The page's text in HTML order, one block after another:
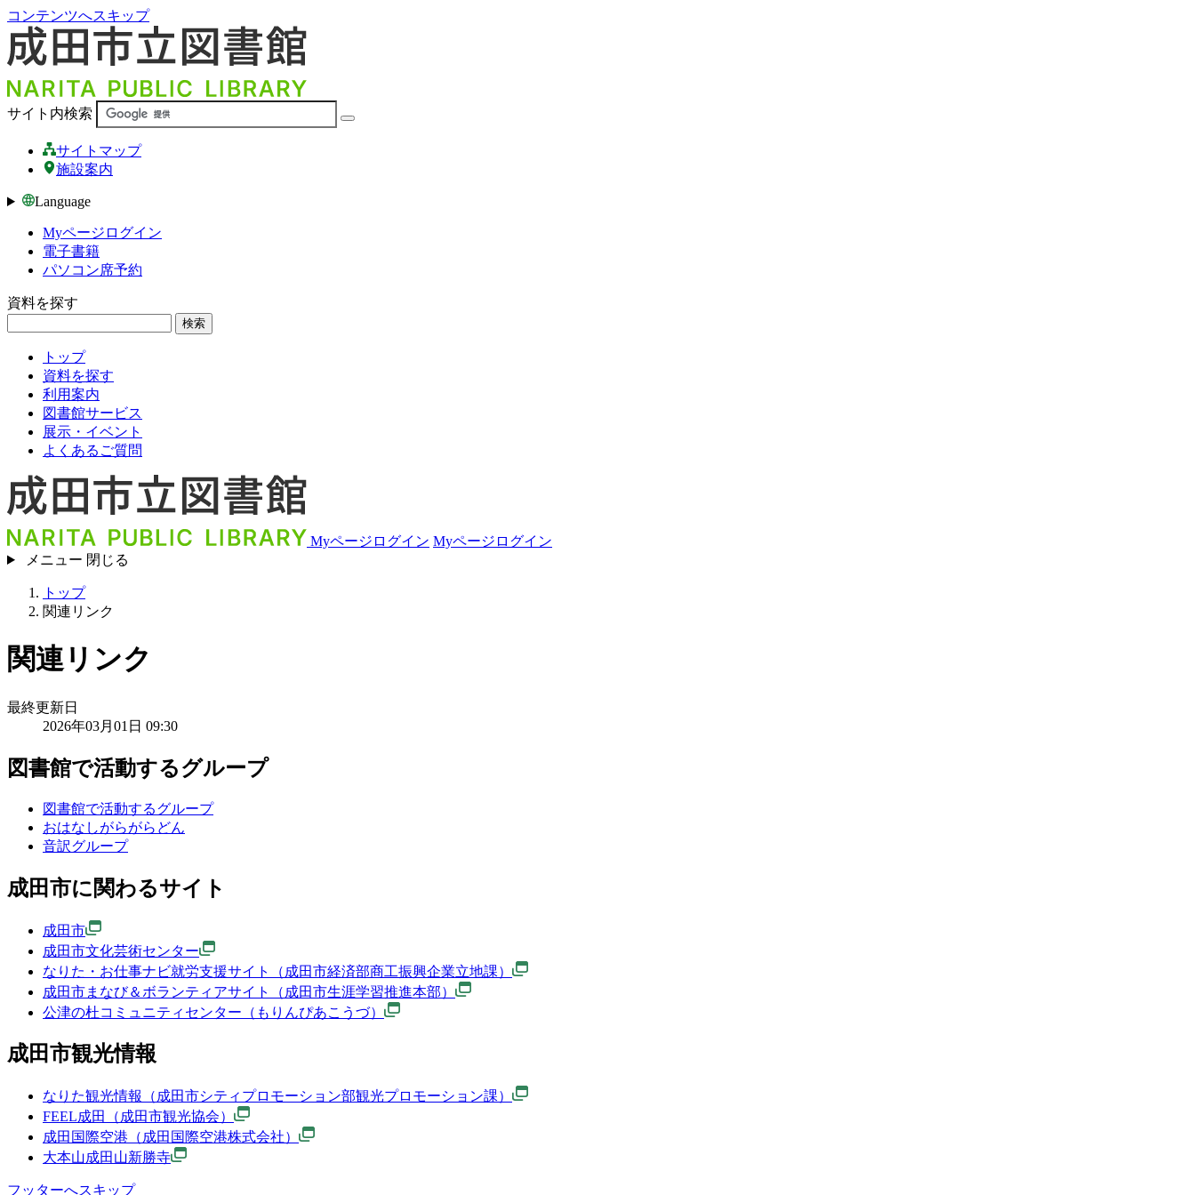
コンテンツへスキップ
サイト内検索
サイトマップ
施設案内
Language
Myページログイン
電子書籍
パソコン席予約
資料を探す
検索
トップ
資料を探す
利用案内
図書館サービス
展示・イベント
よくあるご質問
Myページログイン Myページログイン
メニュー 閉じる
トップ
関連リンク
関連リンク
最終更新日
2026年03月01日 09:30
図書館で活動するグループ
図書館で活動するグループ
おはなしがらがらどん
音訳グループ
成田市に関わるサイト
成田市
成田市文化芸術センター
なりた・お仕事ナビ就労支援サイト（成田市経済部商工振興企業立地課）
成田市まなび＆ボランティアサイト（成田市生涯学習推進本部）
公津の杜コミュニティセンター（もりんぴあこうづ）
成田市観光情報
なりた観光情報（成田市シティプロモーション部観光プロモーション課）
FEEL成田（成田市観光協会）
成田国際空港（成田国際空港株式会社）
大本山成田山新勝寺
フッターへスキップ